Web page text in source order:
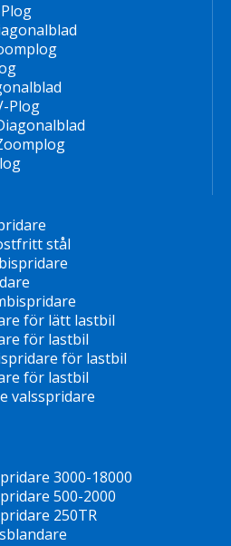
Plog
stål
för lätt lastbil
för lastbil
för lastbil
för lastbil
valsspridare
3000-18000
500-2000
250TR